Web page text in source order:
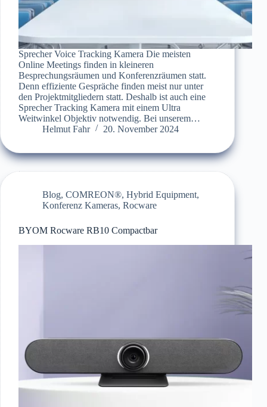
Sprecher Voice Tracking Kamera Die meisten
Online Meetings finden in kleineren
Besprechungsräumen und Konferenzräumen statt.
Denn effiziente Gespräche finden meist nur unter
den Projektmitgliedern statt. Deshalb ist auch eine
Sprecher Tracking Kamera mit einem Ultra
Weitwinkel Objektiv notwendig. Bei unserem…
Helmut Fahr
20. November 2024
Blog, COMREON®, Hybrid Equipment,
Konferenz Kameras, Rocware
BYOM Rocware RB10 Compactbar